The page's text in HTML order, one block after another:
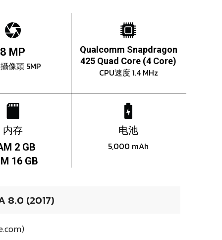
8 MP
像頭 5MP
Qualcomm Snapdragon
425 Quad Core (4 Core)
CPU速度 1.4 MHz
内存
2 GB
16 GB
电池
5,000 mAh
8.0 (2017)